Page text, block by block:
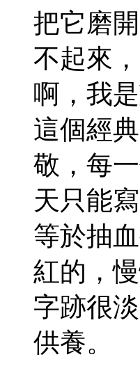
把它磨
不起來
啊，我
這個經
敬，每
天只能
等於抽
紅的，
字跡很
供養。